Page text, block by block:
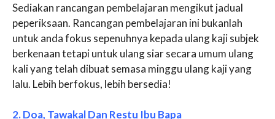
Sediakan rancangan pembelajaran mengikut jadual
peperiksaan. Rancangan pembelajaran ini bukanlah
untuk anda fokus sepenuhnya kepada ulang kaji subjek
berkenaan tetapi untuk ulang siar secara umum ulang
kali yang telah dibuat semasa minggu ulang kaji yang
lalu. Lebih berfokus, lebih bersedia!
2. Doa, Tawakal Dan Restu Ibu Bapa